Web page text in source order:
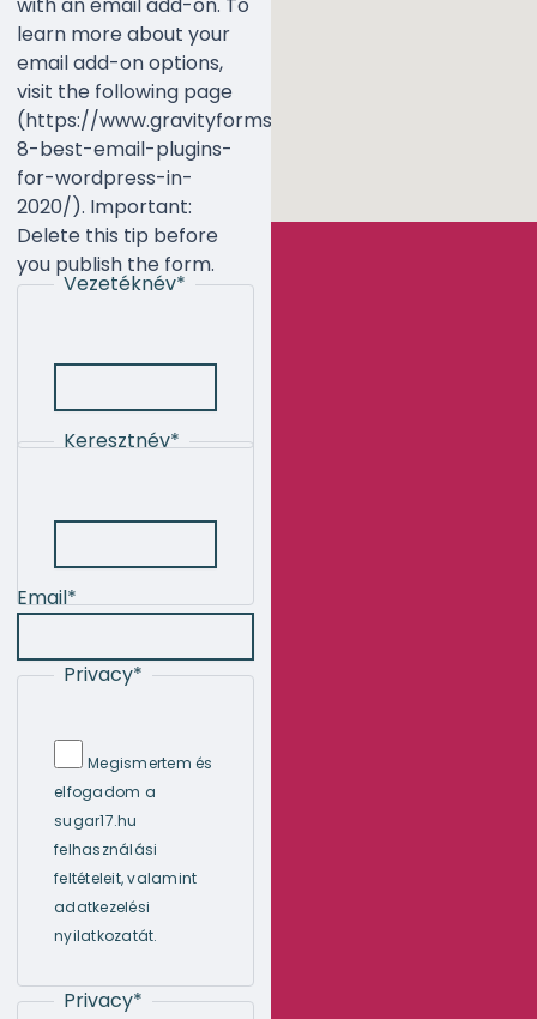
learn more about your
email add-on options,
visit the following page
(https://www.gravityforms.com/the-
8-best-email-plugins-
for-wordpress-in-
2020/). Important:
Delete this tip before
you publish the form.
Vezetéknév*
Keresztnév*
Email*
Privacy*
Megismertem és
elfogadom a
sugar17.hu
felhasználási
feltételeit, valamint
adatkezelési
nyilatkozatát.
Privacy*